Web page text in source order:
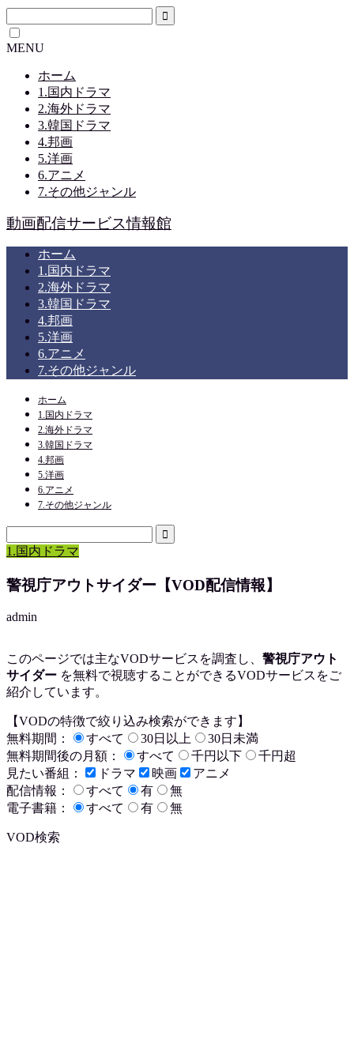
MENU
ホーム
1.国内ドラマ
2.海外ドラマ
3.韓国ドラマ
4.邦画
5.洋画
6.アニメ
7.その他ジャンル
動画配信サービス情報館
ホーム
1.国内ドラマ
2.海外ドラマ
3.韓国ドラマ
4.邦画
5.洋画
6.アニメ
7.その他ジャンル
ホーム
1.国内ドラマ
2.海外ドラマ
3.韓国ドラマ
4.邦画
5.洋画
6.アニメ
7.その他ジャンル
1.国内ドラマ
警視庁アウトサイダー【VOD配信情報】
admin
このページでは主なVODサービスを調査し、 警視庁アウト
サイダー を無料で視聴することができるVODサービスをご
紹介しています。
【VODの特徴で絞り込み検索ができます】
無料期間：
すべて 30日以上
30日未満
無料期間後の月額：
すべて 千円以下
千円超
見たい番組：
ドラマ 映画
アニメ
配信情報：
すべて 有
無
電子書籍：
すべて 有 無
VOD検索